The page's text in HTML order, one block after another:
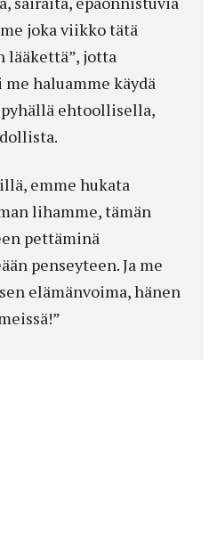
joka viikko tätä
lääkettä”, jotta
me haluamme käydä
pyhällä ehtoollisella,
emme hukata
lihamme, tämän
pettäminä
penseyteen. Ja me
elämänvoima, hänen